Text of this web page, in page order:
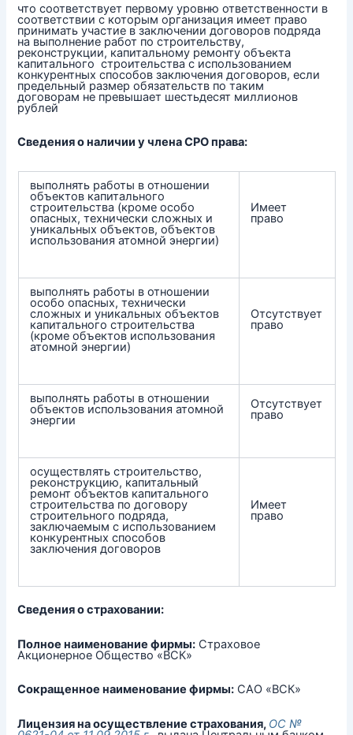
что соответствует первому уровню ответственности в
соответствии с которым организация имеет право
принимать участие в заключении договоров подряда
на выполнение работ по строительству,
реконструкции, капитальному ремонту объекта
капитального строительства с использованием
конкурентных способов заключения договоров, если
предельный размер обязательств по таким
договорам не превышает шестьдесят миллионов
рублей
Сведения о наличии у члена СРО права:
выполнять работы в отношении
объектов капитального
строительства (кроме особо
опасных, технически сложных и
уникальных объектов, объектов
использования атомной энергии)
Имеет
право
выполнять работы в отношении
особо опасных, технически
сложных и уникальных объектов
капитального строительства
(кроме объектов использования
атомной энергии)
Отсутствует
право
выполнять работы в отношении
объектов использования атомной
энергии
Отсутствует
право
осуществлять строительство,
реконструкцию, капитальный
ремонт объектов капитального
строительства по договору
строительного подряда,
заключаемым с использованием
конкурентных способов
заключения договоров
Имеет
право
Сведения о страховании:
Полное наименование фирмы: Страховое
Акционерное Общество «ВСК»
Сокращенное наименование фирмы: САО «ВСК»
Лицензия на осуществление страхования, ОС №